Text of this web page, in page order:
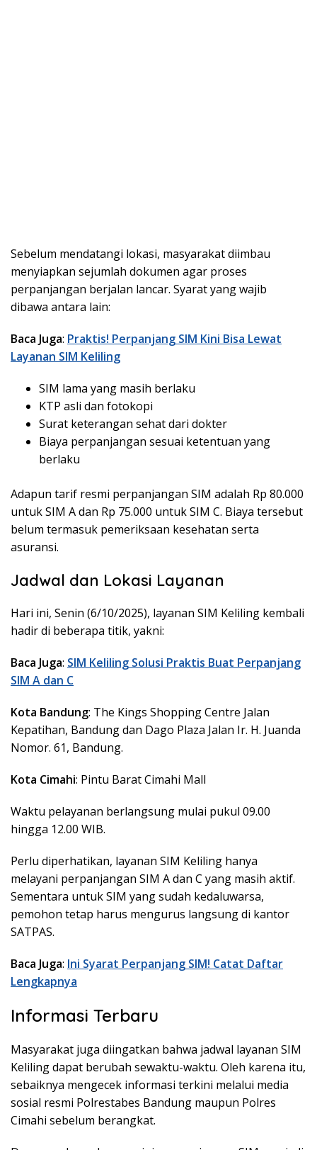
Sebelum mendatangi lokasi, masyarakat diimbau
menyiapkan sejumlah dokumen agar proses
perpanjangan berjalan lancar. Syarat yang wajib
dibawa antara lain:
Baca Juga: Praktis! Perpanjang SIM Kini Bisa Lewat
Layanan SIM Keliling
SIM lama yang masih berlaku
KTP asli dan fotokopi
Surat keterangan sehat dari dokter
Biaya perpanjangan sesuai ketentuan yang
berlaku
Adapun tarif resmi perpanjangan SIM adalah Rp 80.000
untuk SIM A dan Rp 75.000 untuk SIM C. Biaya tersebut
belum termasuk pemeriksaan kesehatan serta
asuransi.
Jadwal dan Lokasi Layanan
Hari ini, Senin (6/10/2025), layanan SIM Keliling kembali
hadir di beberapa titik, yakni:
Baca Juga: SIM Keliling Solusi Praktis Buat Perpanjang
SIM A dan C
Kota Bandung: The Kings Shopping Centre Jalan
Kepatihan, Bandung dan Dago Plaza Jalan Ir. H. Juanda
Nomor. 61, Bandung.
Kota Cimahi: Pintu Barat Cimahi Mall
Waktu pelayanan berlangsung mulai pukul 09.00
hingga 12.00 WIB.
Perlu diperhatikan, layanan SIM Keliling hanya
melayani perpanjangan SIM A dan C yang masih aktif.
Sementara untuk SIM yang sudah kedaluwarsa,
pemohon tetap harus mengurus langsung di kantor
SATPAS.
Baca Juga: Ini Syarat Perpanjang SIM! Catat Daftar
Lengkapnya
Informasi Terbaru
Masyarakat juga diingatkan bahwa jadwal layanan SIM
Keliling dapat berubah sewaktu-waktu. Oleh karena itu,
sebaiknya mengecek informasi terkini melalui media
sosial resmi Polrestabes Bandung maupun Polres
Cimahi sebelum berangkat.